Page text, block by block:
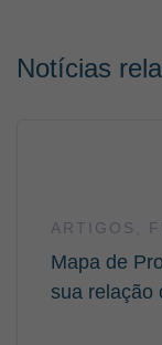
Notícias
ARTIGOS
Mapa de
sua relação